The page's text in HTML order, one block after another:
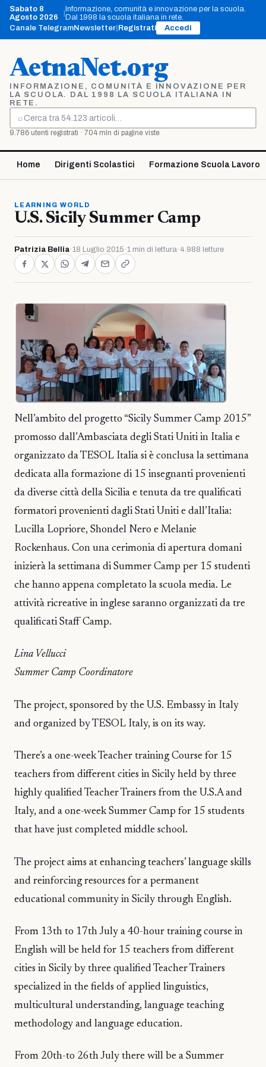
Vai
contenuto
Sabato 8
Agosto 2026
Informazione, comunità e innovazione per la scuola.
Dal 1998 la scuola italiana in rete.
Canale TelegramNewsletter Registrati Accedi
AetnaNet.org
INFORMAZIONE, COMUNITÀ E INNOVAZIONE PER
LA SCUOLA. DAL 1998 LA SCUOLA ITALIANA IN
RETE.
⌕
Cerca
9.786 utenti registrati · 704 mln di pagine viste
Home Dirigenti Scolastici Formazione Scuola Lavoro
LEARNING WORLD
U.S. Sicily Summer Camp
Patrizia Bellia·18 Luglio 2015 ·1 min di lettura· 4.988 letture
Nell’ambito del progetto “Sicily Summer Camp 2015”
promosso dall’Ambasciata degli Stati Uniti in Italia e
organizzato da TESOL Italia si è conclusa la settimana
dedicata alla formazione di 15 insegnanti provenienti
da diverse città della Sicilia e tenuta da tre qualificati
formatori provenienti dagli Stati Uniti e dall’Italia:
Lucilla Lopriore, Shondel Nero e Melanie
Rockenhaus. Con una cerimonia di apertura domani
inizierà la settimana di Summer Camp per 15 studenti
che hanno appena completato la scuola media. Le
attività ricreative in inglese saranno organizzati da tre
qualificati Staff Camp.
Lina Vellucci
Summer Camp Coordinatore
The project, sponsored by the U.S. Embassy in Italy
and organized by TESOL Italy, is on its way.
There’s a one-week Teacher training Course for 15
teachers from different cities in Sicily held by three
highly qualified Teacher Trainers from the U.S.A and
Italy, and a one-week Summer Camp for 15 students
that have just completed middle school.
The project aims at enhancing teachers’ language skills
and reinforcing resources for a permanent
educational community in Sicily through English.
From 13th to 17th July a 40-hour training course in
English will be held for 15 teachers from different
cities in Sicily by three qualified Teacher Trainers
specialized in the fields of applied linguistics,
multicultural understanding, language teaching
methodology and language education.
From 20th-to 26th July there will be a Summer